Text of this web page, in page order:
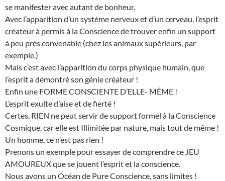
se manifester avec autant de bonheur.
Avec l’apparition d’un système nerveux et d’un cerveau, l’esprit
créateur à permis à la Conscience de trouver enfin un support
à peu près convenable (chez les animaux supérieurs, par
exemple.)
Mais c’est avec l’apparition du corps physique humain, que
l’esprit a démontré son génie créateur !
Enfin une FORME CONSCIENTE D’ELLE- MÊME !
L’esprit exulte d’aise et de fierté !
Certes, RIEN ne peut servir de support formel à la Conscience
Cosmique, car elle est Illimitée par nature, mais tout de même !
Un homme, ce n’est pas rien !
Prenons un exemple pour essayer de comprendre ce JEU
AMOUREUX que se jouent l’esprit et la conscience.
Nous avons un Océan de Pure Conscience, sans limites !